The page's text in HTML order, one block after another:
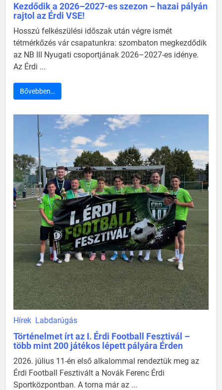
Kezdődik a 2026–2027-es szezon – hazai pályán
rajtol az Érdi VSE!
Hosszú felkészülési időszak után végre ismét
tétmérkőzés vár csapatunkra: szombaton megkezdődik
az NB III Nyugati csoportjának 2026–2027-es idénye.
Az Érdi ...
Bővebben…
Hírek Labdarúgás
Történelmet írt az I. Érdi Football Fesztivál –
több mint 200 játékos lépett pályára Érden
2026. július 11-én első alkalommal rendeztük meg az
Érdi Football Fesztivált a Novák Ferenc Érdi
Sportközpontban. A torna már az ...